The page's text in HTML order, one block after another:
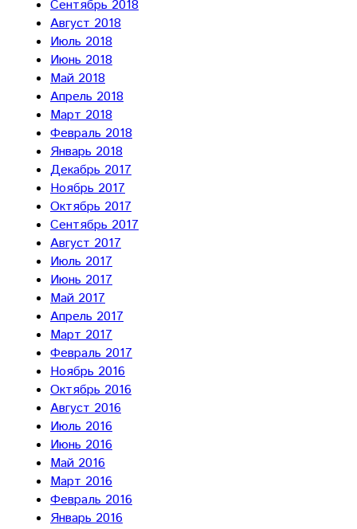
Сентябрь 2018
Август 2018
Июль 2018
Июнь 2018
Май 2018
Апрель 2018
Март 2018
Февраль 2018
Январь 2018
Декабрь 2017
Ноябрь 2017
Октябрь 2017
Сентябрь 2017
Август 2017
Июль 2017
Июнь 2017
Май 2017
Апрель 2017
Март 2017
Февраль 2017
Ноябрь 2016
Октябрь 2016
Август 2016
Июль 2016
Июнь 2016
Май 2016
Март 2016
Февраль 2016
Январь 2016